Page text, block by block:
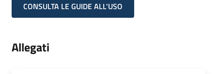
CONSULTA LE GUIDE ALL'USO
Allegati